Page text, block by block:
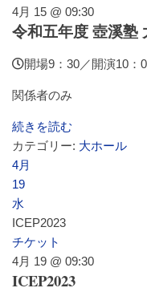
4月 15 @ 09:30
令和五年度 壺溪塾
開場9：30／開演10：
関係者のみ
続きを読む
カテゴリー: 大ホール
4月
19
水
ICEP2023
チケット
4月 19 @ 09:30
ICEP2023